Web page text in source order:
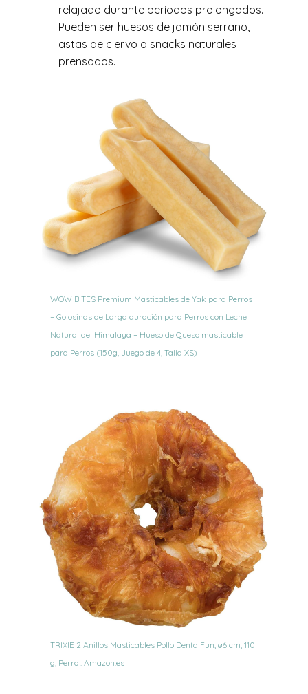
relajado durante períodos prolongados.
Pueden ser huesos de jamón serrano,
astas de ciervo o snacks naturales
prensados.
WOW BITES Premium Masticables de Yak para Perros
– Golosinas de Larga duración para Perros con Leche
Natural del Himalaya – Hueso de Queso masticable
para Perros (150g, Juego de 4, Talla XS)
TRIXIE 2 Anillos Masticables Pollo Denta Fun, ø6 cm, 110
g, Perro : Amazon.es